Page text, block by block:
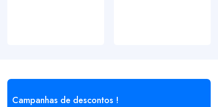
Campanhas de descontos !